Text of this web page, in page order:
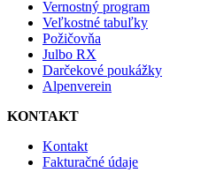
Vernostný program
Veľkostné tabuľky
Požičovňa
Julbo RX
Darčekové poukážky
Alpenverein
KONTAKT
Kontakt
Fakturačné údaje